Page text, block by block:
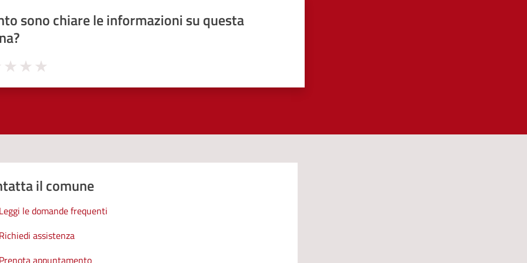
sono chiare le informazioni su questa
il comune
le domande frequenti
assistenza
appuntamento